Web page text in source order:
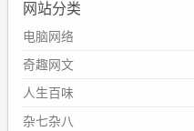
网站分类
电脑网络
奇趣网文
人生百味
杂七杂八